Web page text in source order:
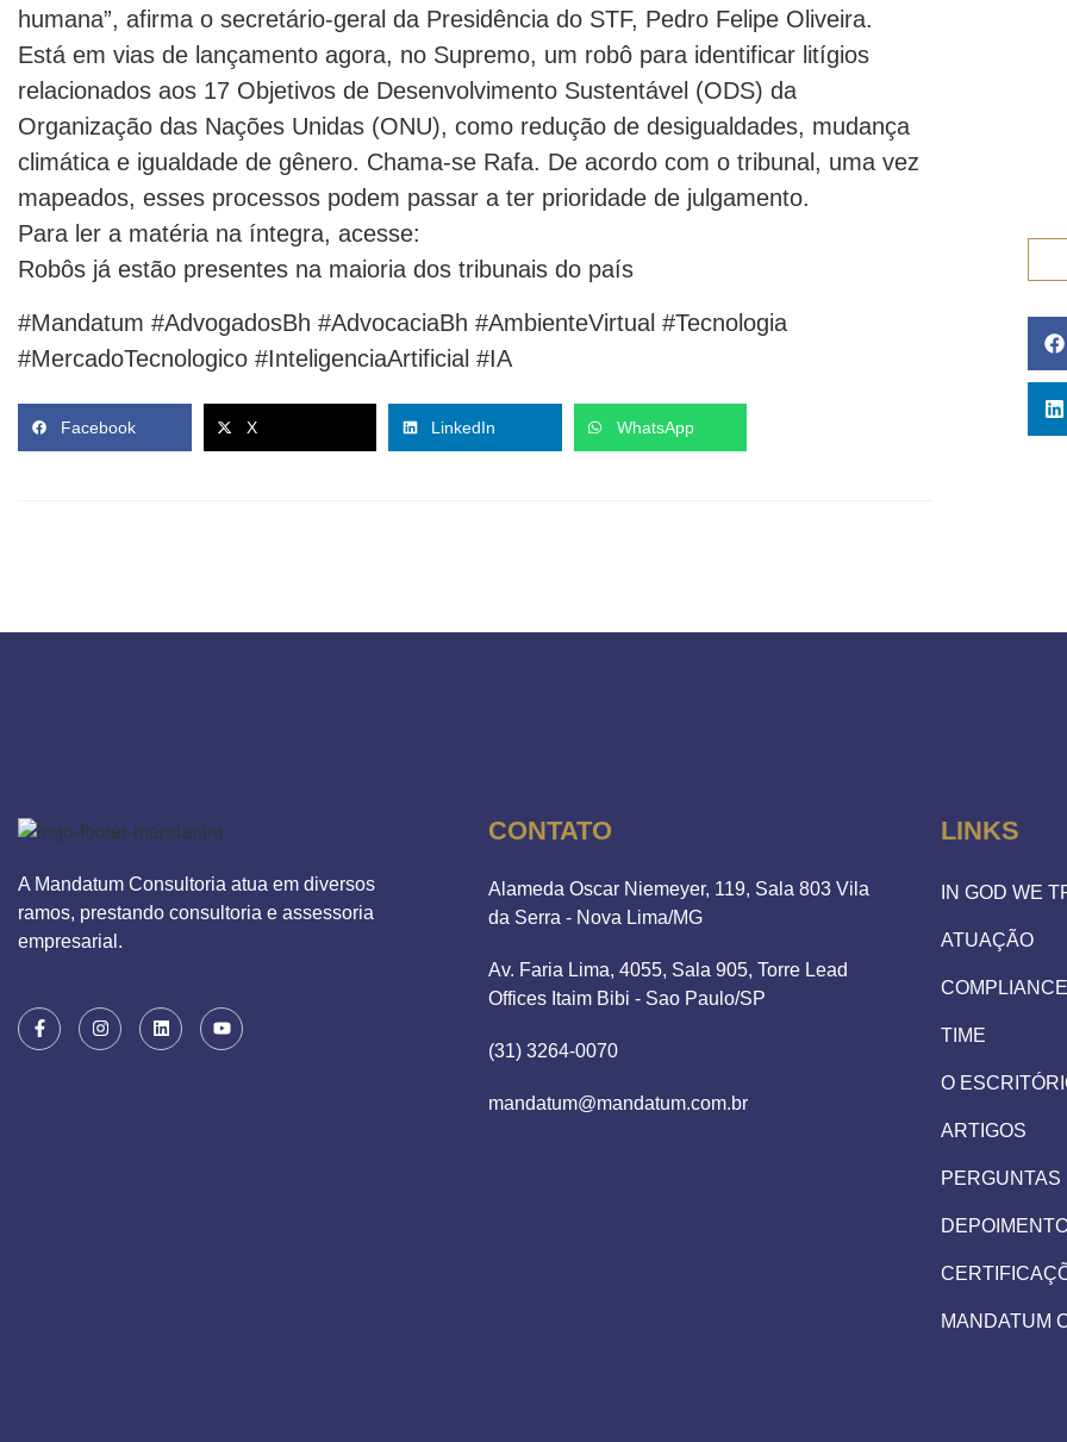
humana”, afirma o secretário-geral da Presidência do STF, Pedro Felipe Oliveira.
Está em vias de lançamento agora, no Supremo, um robô para identificar litígios
relacionados aos 17 Objetivos de Desenvolvimento Sustentável (ODS) da
Organização das Nações Unidas (ONU), como redução de desigualdades, mudança
climática e igualdade de gênero. Chama-se Rafa. De acordo com o tribunal, uma vez
mapeados, esses processos podem passar a ter prioridade de julgamento.
Para ler a matéria na íntegra, acesse:
Robôs já estão presentes na maioria dos tribunais do país
#Mandatum #AdvogadosBh #AdvocaciaBh #AmbienteVirtual #Tecnologia
#MercadoTecnologico #InteligenciaArtificial #IA
Facebook X LinkedIn WhatsApp
A Mandatum Consultoria atua em diversos
ramos, prestando consultoria e assessoria
empresarial.
CONTATO
Alameda Oscar Niemeyer, 119, Sala 803 Vila
da Serra - Nova Lima/MG
Av. Faria Lima, 4055, Sala 905, Torre Lead
Offices Itaim Bibi - Sao Paulo/SP
(31) 3264-0070
mandatum@mandatum.com.br
LINKS
IN GOD WE
ATUAÇÃO
COMPLIANCE
TIME
O
ARTIGOS
PERGUNTAS
MANDATUM